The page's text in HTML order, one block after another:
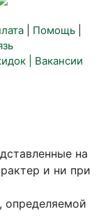
Помощь
| Вакансии
на
и ни при
определяемой